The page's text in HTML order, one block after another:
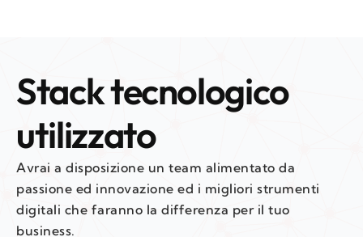
Stack tecnologico
utilizzato
Avrai a disposizione un team alimentato da
passione ed innovazione ed i migliori strumenti
digitali che faranno la differenza per il tuo
business.